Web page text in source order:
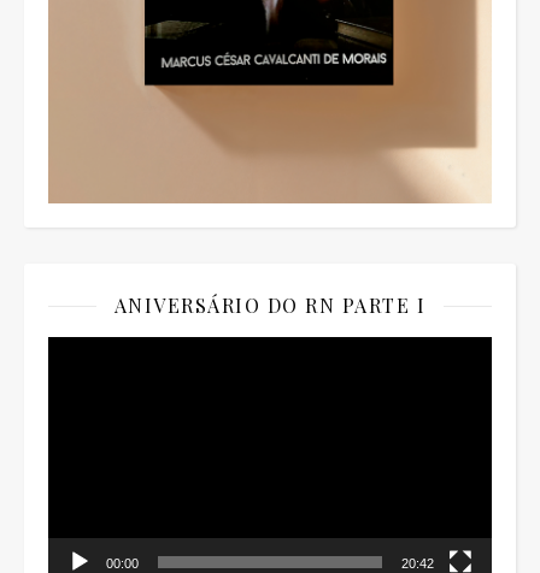
ANIVERSÁRIO DO RN PARTE I
00:00 20:42